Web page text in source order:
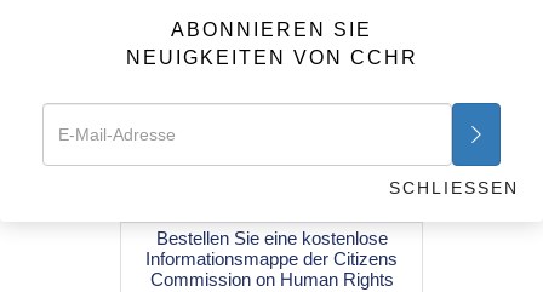
Weltweit im Einsatz für Menschenrechte
Bestellen Sie eine kostenlose
Informationsmappe der Citizens
Commission on Human Rights
ABONNIEREN SIE
NEUIGKEITEN VON CCHR
SCHLIESSEN